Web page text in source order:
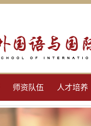
师资队伍 人才培养